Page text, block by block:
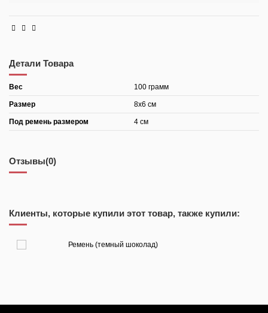
Детали Товара
Вес 100 грамм
Размер 8х6 см
Под ремень размером 4 см
Отзывы(0)
Клиенты, которые купили этот товар, также купили:
7 800,00 ₽